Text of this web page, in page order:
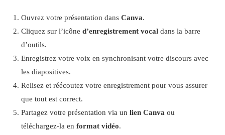
Ouvrez votre présentation dansCanva.
Cliquez sur l’icôned’enregistrement vocal dans la barre
d’outils.
Enregistrez votre voix en synchronisant votre discours avec
les diapositives.
Relisez et réécoutez votre enregistrement pour vous assurer
que tout est correct.
Partagez votre présentation via unlien Canva ou
téléchargez-la enformat vidéo.